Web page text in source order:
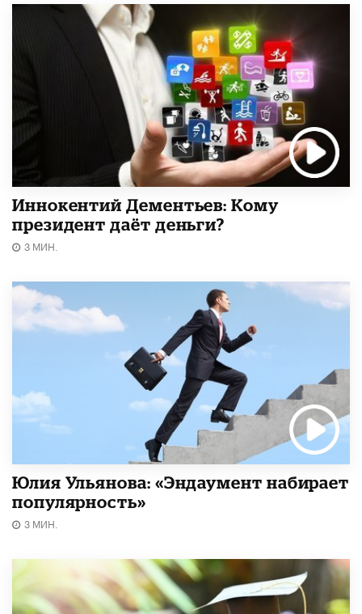
Иннокентий Дементьев: Кому
президент даёт деньги?
3 МИН.
Юлия Ульянова: «Эндаумент набирает
популярность»
3 МИН.